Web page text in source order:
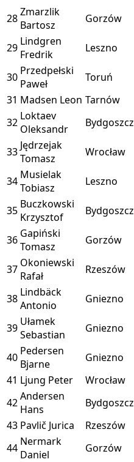
28Zmarzlik
Bartosz
Gorzów
29 Lindgren
Fredrik
Leszno
30 Przedpełski
Paweł
Toruń
31 Madsen Leon Tarnów
32 Loktaev
Oleksandr
Bydgoszcz
33 Jędrzejak
Tomasz
Wrocław
34 Musielak
Tobiasz
Leszno
35 Buczkowski
Krzysztof
Bydgoszcz
36 Gapiński
Tomasz
Gorzów
37 Okoniewski
Rafał
Rzeszów
38 Lindbäck
Antonio
Gniezno
39 Ułamek
Sebastian
Gniezno
40 Pedersen
Bjarne
Gniezno
41 Ljung Peter Wrocław
42Andersen
Hans
Bydgoszcz
43 Pavlič Jurica Rzeszów
44 Nermark
Daniel
Gorzów